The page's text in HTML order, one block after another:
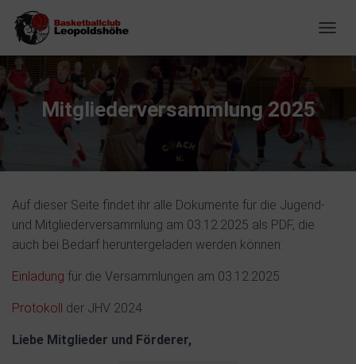
Mitgliederversammlung 2025
Auf dieser Seite findet ihr alle Dokumente für die Jugend-
und Mitgliederversammlung am 03.12.2025 als PDF, die
auch bei Bedarf heruntergeladen werden können:
Einladung für die Versammlungen am 03.12.2025
Protokoll der JHV 2024
Liebe Mitglieder und Förderer,